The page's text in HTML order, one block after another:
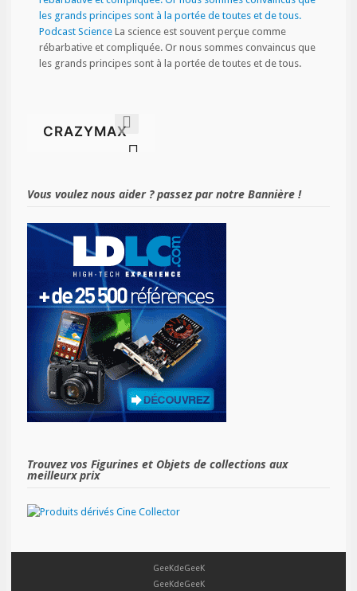
Podcast Science La science est souvent perçue comme
rébarbative et compliquée. Or nous sommes convaincus que
les grands principes sont à la portée de toutes et de tous.
Vous voulez nous aider ? passez par notre Bannière !
Trouvez vos Figurines et Objets de collections aux
meilleurx prix
GeeKdeGeeK
GeeKdeGeeK